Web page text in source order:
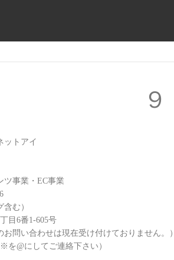
９
ットアイ
ツ事業・EC事業
む）
目6番1-605号
お問い合わせは現在受け付けておりません。）
@にしてご連絡下さい）